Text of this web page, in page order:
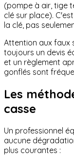
(pompe à air, tige
clé sur place).
la clé, pas
Attention aux faux
toujours un devis
et un règlement
gonflés sont
Les
casse
Un professionnel
aucune
plus courantes :